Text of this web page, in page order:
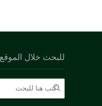
للبحث خلال الموقع